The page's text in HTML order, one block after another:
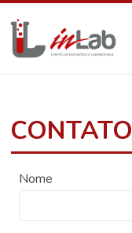
CONTATO
Nome